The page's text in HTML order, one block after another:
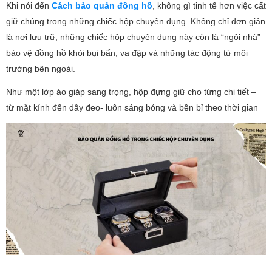
Khi nói đến Cách bảo quản đồng hồ , không gì tinh tế hơn việc cất
giữ chúng trong những chiếc hộp chuyên dụng. Không chỉ đơn giản
là nơi lưu trữ, những chiếc hộp chuyên dụng này còn là “ngôi nhà”
bảo vệ đồng hồ khỏi bụi bẩn, va đập và những tác động từ môi
trường bên ngoài.
Như một lớp áo giáp sang trọng, hộp đựng giữ cho từng chi tiết –
từ mặt kính đến dây đeo- luôn sáng bóng và bền bỉ theo thời gian